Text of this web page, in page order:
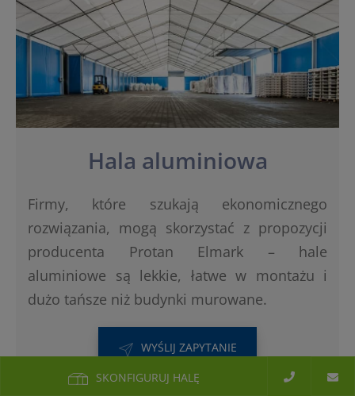
SKONFIGURUJ HALĘ
Hala aluminiowa
Firmy, które szukają ekonomicznego
rozwiązania, mogą skorzystać z propozycji
producenta Protan Elmark – hale
aluminiowe są lekkie, łatwe w montażu i
dużo tańsze niż budynki murowane.
WYŚLIJ ZAPYTANIE